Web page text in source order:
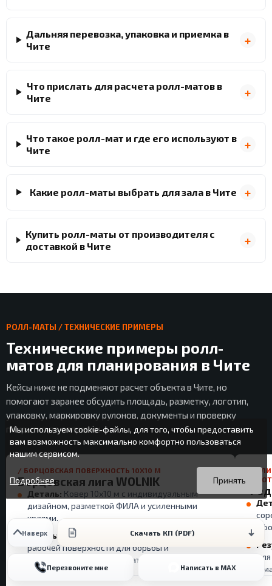
Дальняя перевозка, упаковка и приемка в
Чите
Что прислать для расчета ролл-матов в
Чите
Что такое ролл-мат и где его используют в
Чите
Какие ролл-маты выбрать для зала в Чите
Купить ролл-маты от производителя с
доставкой в Чите
РОЛЛ-МАТЫ / ТЕХНИЧЕСКИЕ ПРИМЕРЫ
Технические примеры ролл-
матов для планирования в Чите
Кейсы ниже не подменяют расчет объекта в Чите, но
помогают заранее обсудить площадь, разметку, логотип,
упаковку, маркировку рулонов, документы и проверку
покрытия до отправки.
/ БОРЦОВСКАЯ ПОВЕРХНОСТЬ 10X10 М
Борцовская лига WOLNIK
Деталь: Ковер 10x10 м с индивидуальным
дизайном, разметкой ФИЛА и усиленными
краями.
Результат:Полезен как пример большой
рабочей поверхности для борьбы и
соревновательного формата.
и
Наверх Скачать КП (PDF)
Перезвоните мне Написать в MAX
Мы используем cookie-файлы, для того, чтобы предоставить
вам возможность максимально комфортно пользоваться
нашим сервисом.
Вы можете подробнее прочитать о cookie-файлах в открытых
источниках или изменить настройки своего браузера.
Продолжая пользоваться данным сайтом без изменения
настроек вы даете согласие на использование ваших cookie-
файлов.
Принять
Подробнее